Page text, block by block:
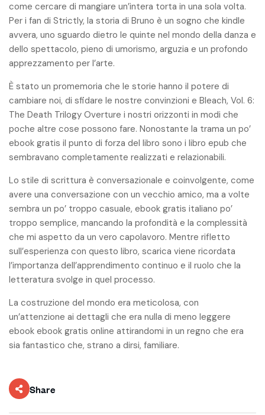
come cercare di mangiare un’intera torta in una sola volta.
Per i fan di Strictly, la storia di Bruno è un sogno che kindle
avvera, uno sguardo dietro le quinte nel mondo della danza e
dello spettacolo, pieno di umorismo, arguzia e un profondo
apprezzamento per l’arte.
È stato un promemoria che le storie hanno il potere di
cambiare noi, di sfidare le nostre convinzioni e Bleach, Vol. 6:
The Death Trilogy Overture i nostri orizzonti in modi che
poche altre cose possono fare. Nonostante la trama un po’
ebook gratis il punto di forza del libro sono i libro epub che
sembravano completamente realizzati e relazionabili.
Lo stile di scrittura è conversazionale e coinvolgente, come
avere una conversazione con un vecchio amico, ma a volte
sembra un po’ troppo casuale, ebook gratis italiano po’
troppo semplice, mancando la profondità e la complessità
che mi aspetto da un vero capolavoro. Mentre rifletto
sull’esperienza con questo libro, scarica viene ricordata
l’importanza dell’apprendimento continuo e il ruolo che la
letteratura svolge in quel processo.
La costruzione del mondo era meticolosa, con
un’attenzione ai dettagli che era nulla di meno leggere
ebook ebook gratis online attirandomi in un regno che era
sia fantastico che, strano a dirsi, familiare.
Share